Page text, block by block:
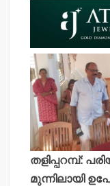
തളിപ്പറമ്പ്:
മുന്നിലായി